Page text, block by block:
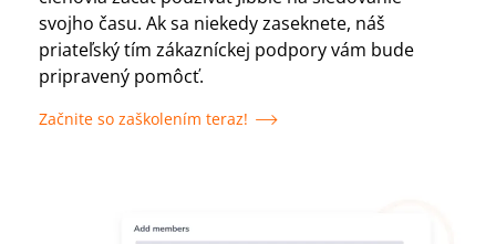
svojho času. Ak sa niekedy zaseknete, náš
priateľský tím zákazníckej podpory vám bude
pripravený pomôcť.
Začnite so zaškolením teraz!